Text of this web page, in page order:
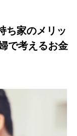
ち家のメリッ
で考えるお金